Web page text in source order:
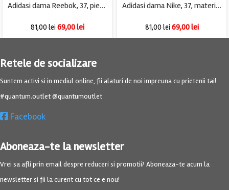
Adidasi dama Reebok, 37, piele, alb gri
81,00lei 69,00lei
Adidasi dama Nike, 37, material textil, crem gri
81,00lei 69,00lei
Retele de socializare
Suntem activi si in mediul online, fii alaturi de noi impreuna cu prietenii tai!
#quantum.outlet @quantumoutlet
Facebook
Aboneaza-te la newsletter
Vrei sa afli prin email despre reduceri si promotii? Aboneaza-te acum la
newsletter si fii la curent cu tot ce e nou!